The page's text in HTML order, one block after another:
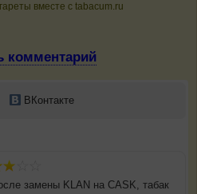
вместе с tabacum.ru
комментарий
ВКонтакте
замены KLAN на CASK, табак